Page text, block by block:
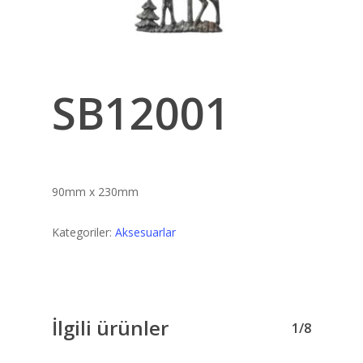
SB12001
90mm x 230mm
Kategoriler: Aksesuarlar
İlgili ürünler 1/8